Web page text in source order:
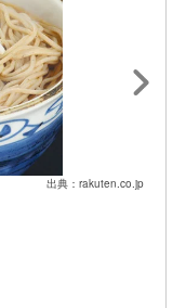
出典：rakuten.co.jp